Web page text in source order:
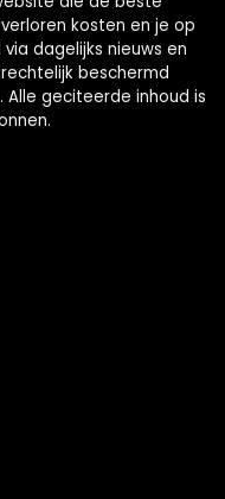
kosten en je op
dagelijks nieuws en
beschermd
geciteerde inhoud is